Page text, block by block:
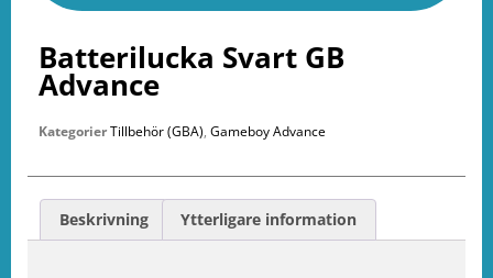
Batterilucka Svart GB
Advance
KategorierTillbehör (GBA), Gameboy Advance
Beskrivning Ytterligare information